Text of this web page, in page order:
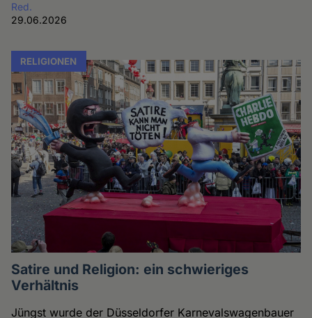
Red.
29.06.2026
RELIGIONEN
Satire und Religion: ein schwieriges
Verhältnis
Jüngst wurde der Düsseldorfer Karnevalswagenbauer